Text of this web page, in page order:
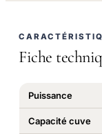
Fiche
Puissance
Capacité cuve